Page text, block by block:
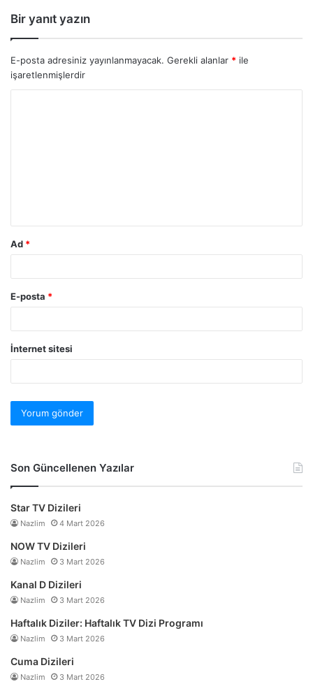
Bir yanıt yazın
E-posta adresiniz yayınlanmayacak. Gerekli alanlar * ile
işaretlenmişlerdir
Ad *
E-posta *
İnternet sitesi
Son Güncellenen Yazılar
Star TV Dizileri
Nazlim 4 Mart 2026
NOW TV Dizileri
Nazlim 3 Mart 2026
Kanal D Dizileri
Nazlim 3 Mart 2026
Haftalık Diziler: Haftalık TV Dizi Programı
Nazlim 3 Mart 2026
Cuma Dizileri
Nazlim 3 Mart 2026